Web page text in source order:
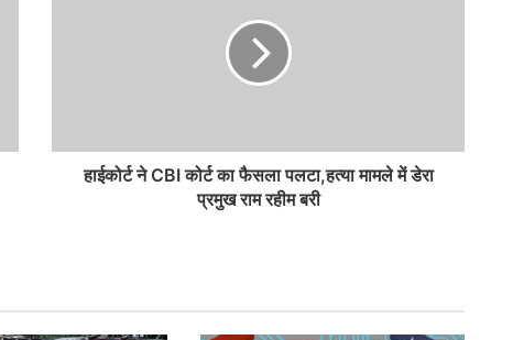
हाईकोर्ट ने CBI कोर्ट का फैसला पलटा,हत्या मामले में डेरा
प्रमुख राम रहीम बरी